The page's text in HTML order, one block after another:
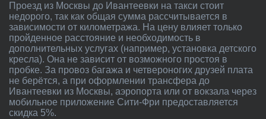
Проезд из Москвы до Ивантеевки на такси стоит
недорого, так как общая сумма рассчитывается в
зависимости от километража. На цену влияет только
пройденное расстояние и необходимость в
дополнительных услугах (например, установка детского
кресла). Она не зависит от возможного простоя в
пробке. За провоз багажа и четвероногих друзей плата
не берётся, а при оформлении трансфера до
Ивантеевки из Москвы, аэропорта или от вокзала через
мобильное приложение Сити-Фри предоставляется
скидка 5%.